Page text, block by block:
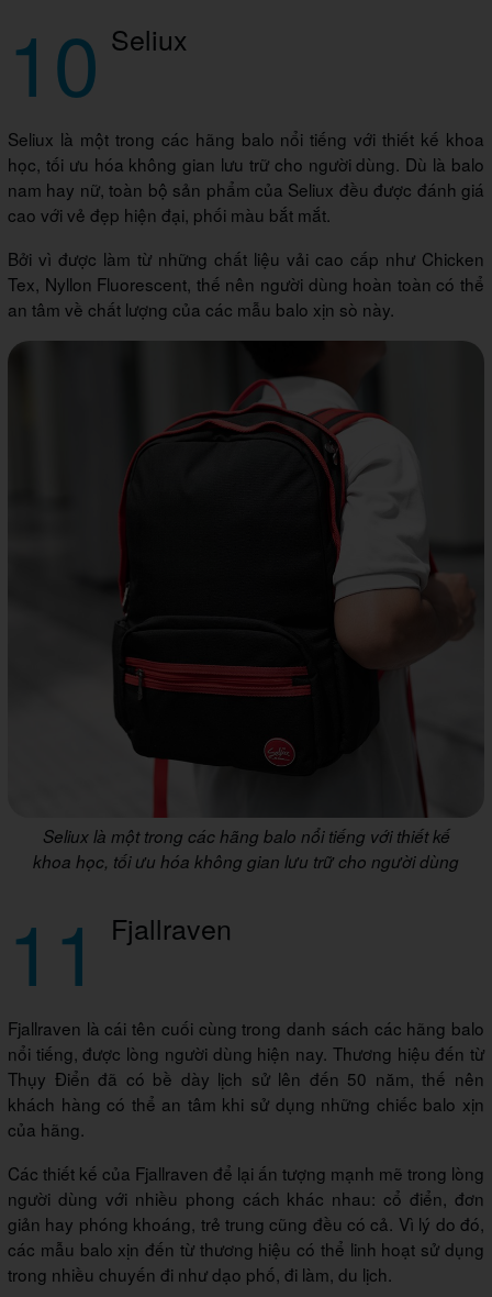
10 Seliux
Seliux là một trong các hãng balo nổi tiếng với thiết kế khoa
học, tối ưu hóa không gian lưu trữ cho người dùng. Dù là balo
nam hay nữ, toàn bộ sản phẩm của Seliux đều được đánh giá
cao với vẻ đẹp hiện đại, phối màu bắt mắt.
Bởi vì được làm từ những chất liệu vải cao cấp như Chicken
Tex, Nyllon Fluorescent, thế nên người dùng hoàn toàn có thể
an tâm về chất lượng của các mẫu balo xịn sò này.
Seliux là một trong các hãng balo nổi tiếng với thiết kế
khoa học, tối ưu hóa không gian lưu trữ cho người dùng
11 Fjallraven
Fjallraven là cái tên cuối cùng trong danh sách các hãng balo
nổi tiếng, được lòng người dùng hiện nay. Thương hiệu đến từ
Thụy Điển đã có bề dày lịch sử lên đến 50 năm, thế nên
khách hàng có thể an tâm khi sử dụng những chiếc balo xịn
của hãng.
Các thiết kế của Fjallraven để lại ấn tượng mạnh mẽ trong lòng
người dùng với nhiều phong cách khác nhau: cổ điển, đơn
giản hay phóng khoáng, trẻ trung cũng đều có cả. Vì lý do đó,
các mẫu balo xịn đến từ thương hiệu có thể linh hoạt sử dụng
trong nhiều chuyến đi như dạo phố, đi làm, du lịch.